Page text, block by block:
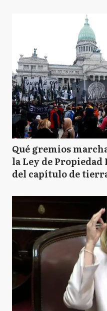
Qué gremios
la Ley de
del capítulo de